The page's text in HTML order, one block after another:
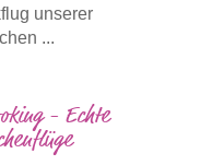
unserer
...
- Echte